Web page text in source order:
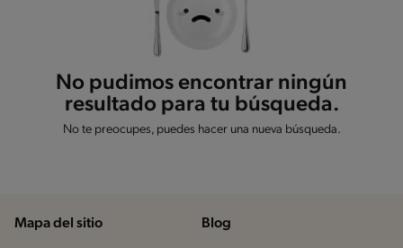
No pudimos encontrar ningún
resultado para tu búsqueda.
No te preocupes, puedes hacer una nueva búsqueda.
Mapa del sitio Blog